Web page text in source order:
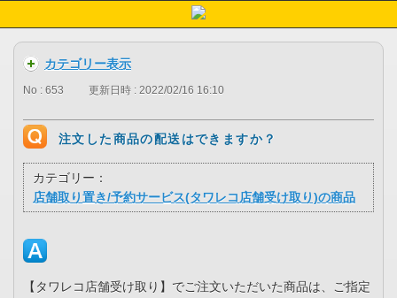
カテゴリー表示
No : 653 更新日時 : 2022/02/16 16:10
注文した商品の配送はできますか？
カテゴリー：
店舗取り置き/予約サービス(タワレコ店舗受け取り)の商品
【タワレコ店舗受け取り】でご注文いただいた商品は、ご指定